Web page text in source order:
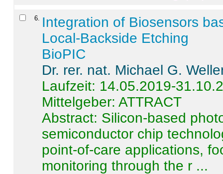
6
Integration of Biosensors
Local-Backside Etching
BioPIC
Dr. rer. nat. Michael G.
Laufzeit: 14.05.2019-
Mittelgeber: ATTRACT
Abstract: Silicon-based
semiconductor chip
point-of-care applications,
monitoring through the r ...